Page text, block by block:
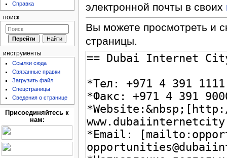
электронной почты в своих
Вы можете просмотреть и
страницы.
Справка
поиск
инструменты
Ссылки сюда
Связанные правки
Загрузить файл
Спецстраницы
Сведения о странице
Присоединяйтесь к
нам: